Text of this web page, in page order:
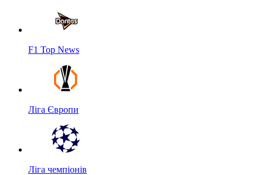
F1 Top News
Ліга Європи
Ліга чемпіонів